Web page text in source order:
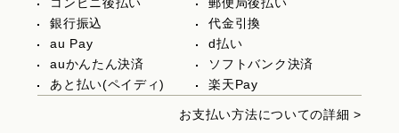
コンビニ後払い
郵便局後払い
銀行振込
代金引換
au Pay
d払い
auかんたん決済
ソフトバンク決済
あと払い(ペイディ)
楽天Pay
お支払い方法についての詳細 >